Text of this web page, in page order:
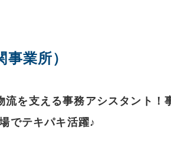
業所）
流を支える事務アシスタント！
でテキパキ活躍♪